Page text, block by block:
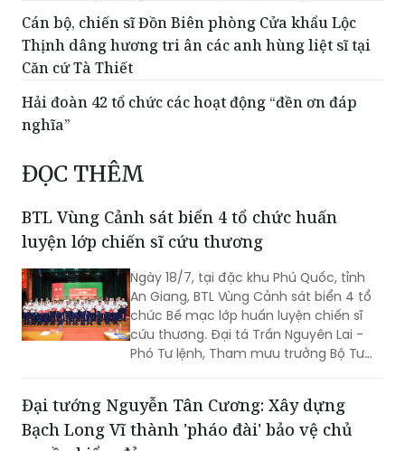
Cán bộ, chiến sĩ Đồn Biên phòng Cửa khẩu Lộc
Thịnh dâng hương tri ân các anh hùng liệt sĩ tại
Căn cứ Tà Thiết
Hải đoàn 42 tổ chức các hoạt động “đền ơn đáp
nghĩa”
ĐỌC THÊM
BTL Vùng Cảnh sát biển 4 tổ chức huấn
luyện lớp chiến sĩ cứu thương
Ngày 18/7, tại đặc khu Phú Quốc, tỉnh
An Giang, BTL Vùng Cảnh sát biển 4 tổ
chức Bế mạc lớp huấn luyện chiến sĩ
cứu thương. Đại tá Trần Nguyên Lai -
Phó Tư lệnh, Tham mưu trưởng Bộ Tư
Đại tướng Nguyễn Tân Cương: Xây dựng
Bạch Long Vĩ thành 'pháo đài' bảo vệ chủ